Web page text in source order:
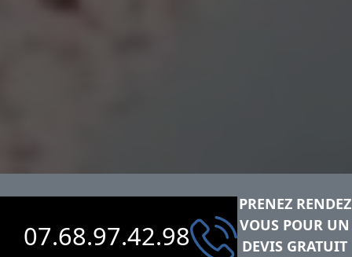
PRENEZ RENDEZ
VOUS POUR UN
DEVIS GRATUIT
07.68.97.42.98